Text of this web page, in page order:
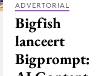
ADVERTORIAL
Bigfish
lanceert
Bigprompt: